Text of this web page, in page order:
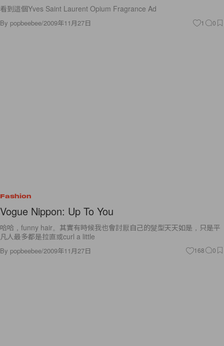
看到這個Yves Saint Laurent Opium Fragrance Ad
By popbeebee/2009年11月27日 1 0
Fashion
Vogue Nippon: Up To You
哈哈，funny hair。其實有時候我也會討厭自己的髮型天天如是，只是平
凡人最多都是拉直或curl a little
By popbeebee/2009年11月27日 168 0